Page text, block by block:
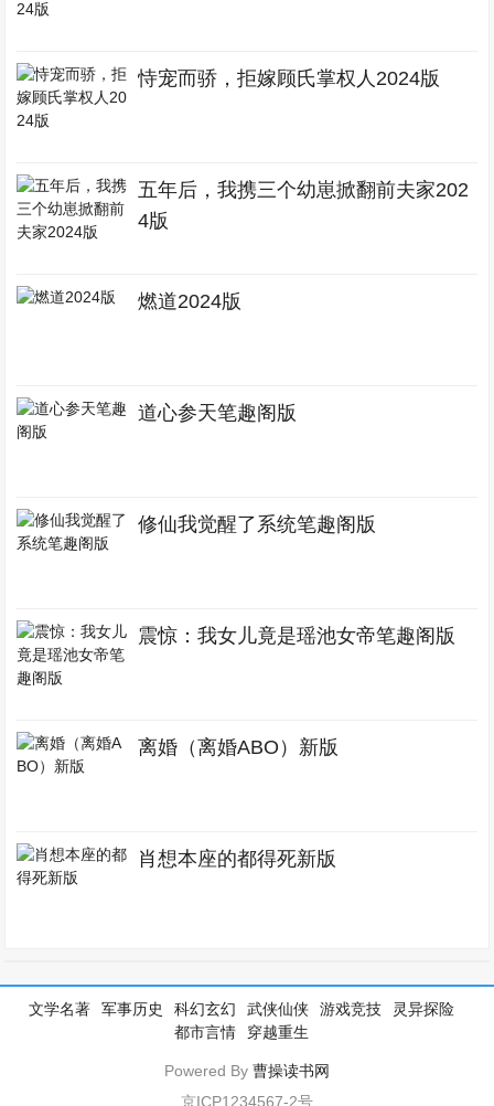
恃宠而骄，拒嫁顾氏掌权人2024版
五年后，我携三个幼崽掀翻前夫家202
4版
燃道2024版
道心参天笔趣阁版
修仙我觉醒了系统笔趣阁版
震惊：我女儿竟是瑶池女帝笔趣阁版
离婚（离婚ABO）新版
肖想本座的都得死新版
文学名著 军事历史 科幻玄幻 武侠仙侠 游戏竞技
灵异探险
都市言情
穿越重生
Powered By 曹操读书网
京ICP1234567-2号